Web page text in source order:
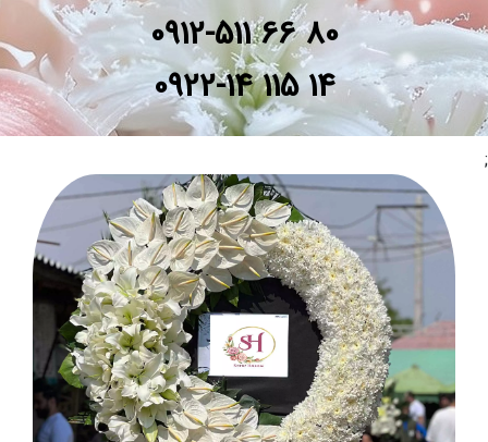
0912-511 66 80
0922-14 115 14
;